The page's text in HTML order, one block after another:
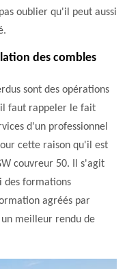
oublier qu'il peut aussi
des combles
sont des opérations
faut rappeler le fait
d'un professionnel
cette raison qu'il est
couvreur 50. Il s'agit
des formations
agréés par
meilleur rendu de